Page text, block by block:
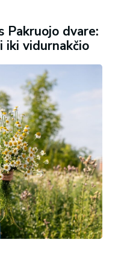
Pakruojo dvare:
iki vidurnakčio